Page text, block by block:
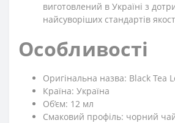
виготовлений в Україні з
найсуворіших стандартів
Особливості
Оригінальна назва: Black Tea
Країна: Україна
Об’єм: 12 мл
Смаковий профіль: чорний